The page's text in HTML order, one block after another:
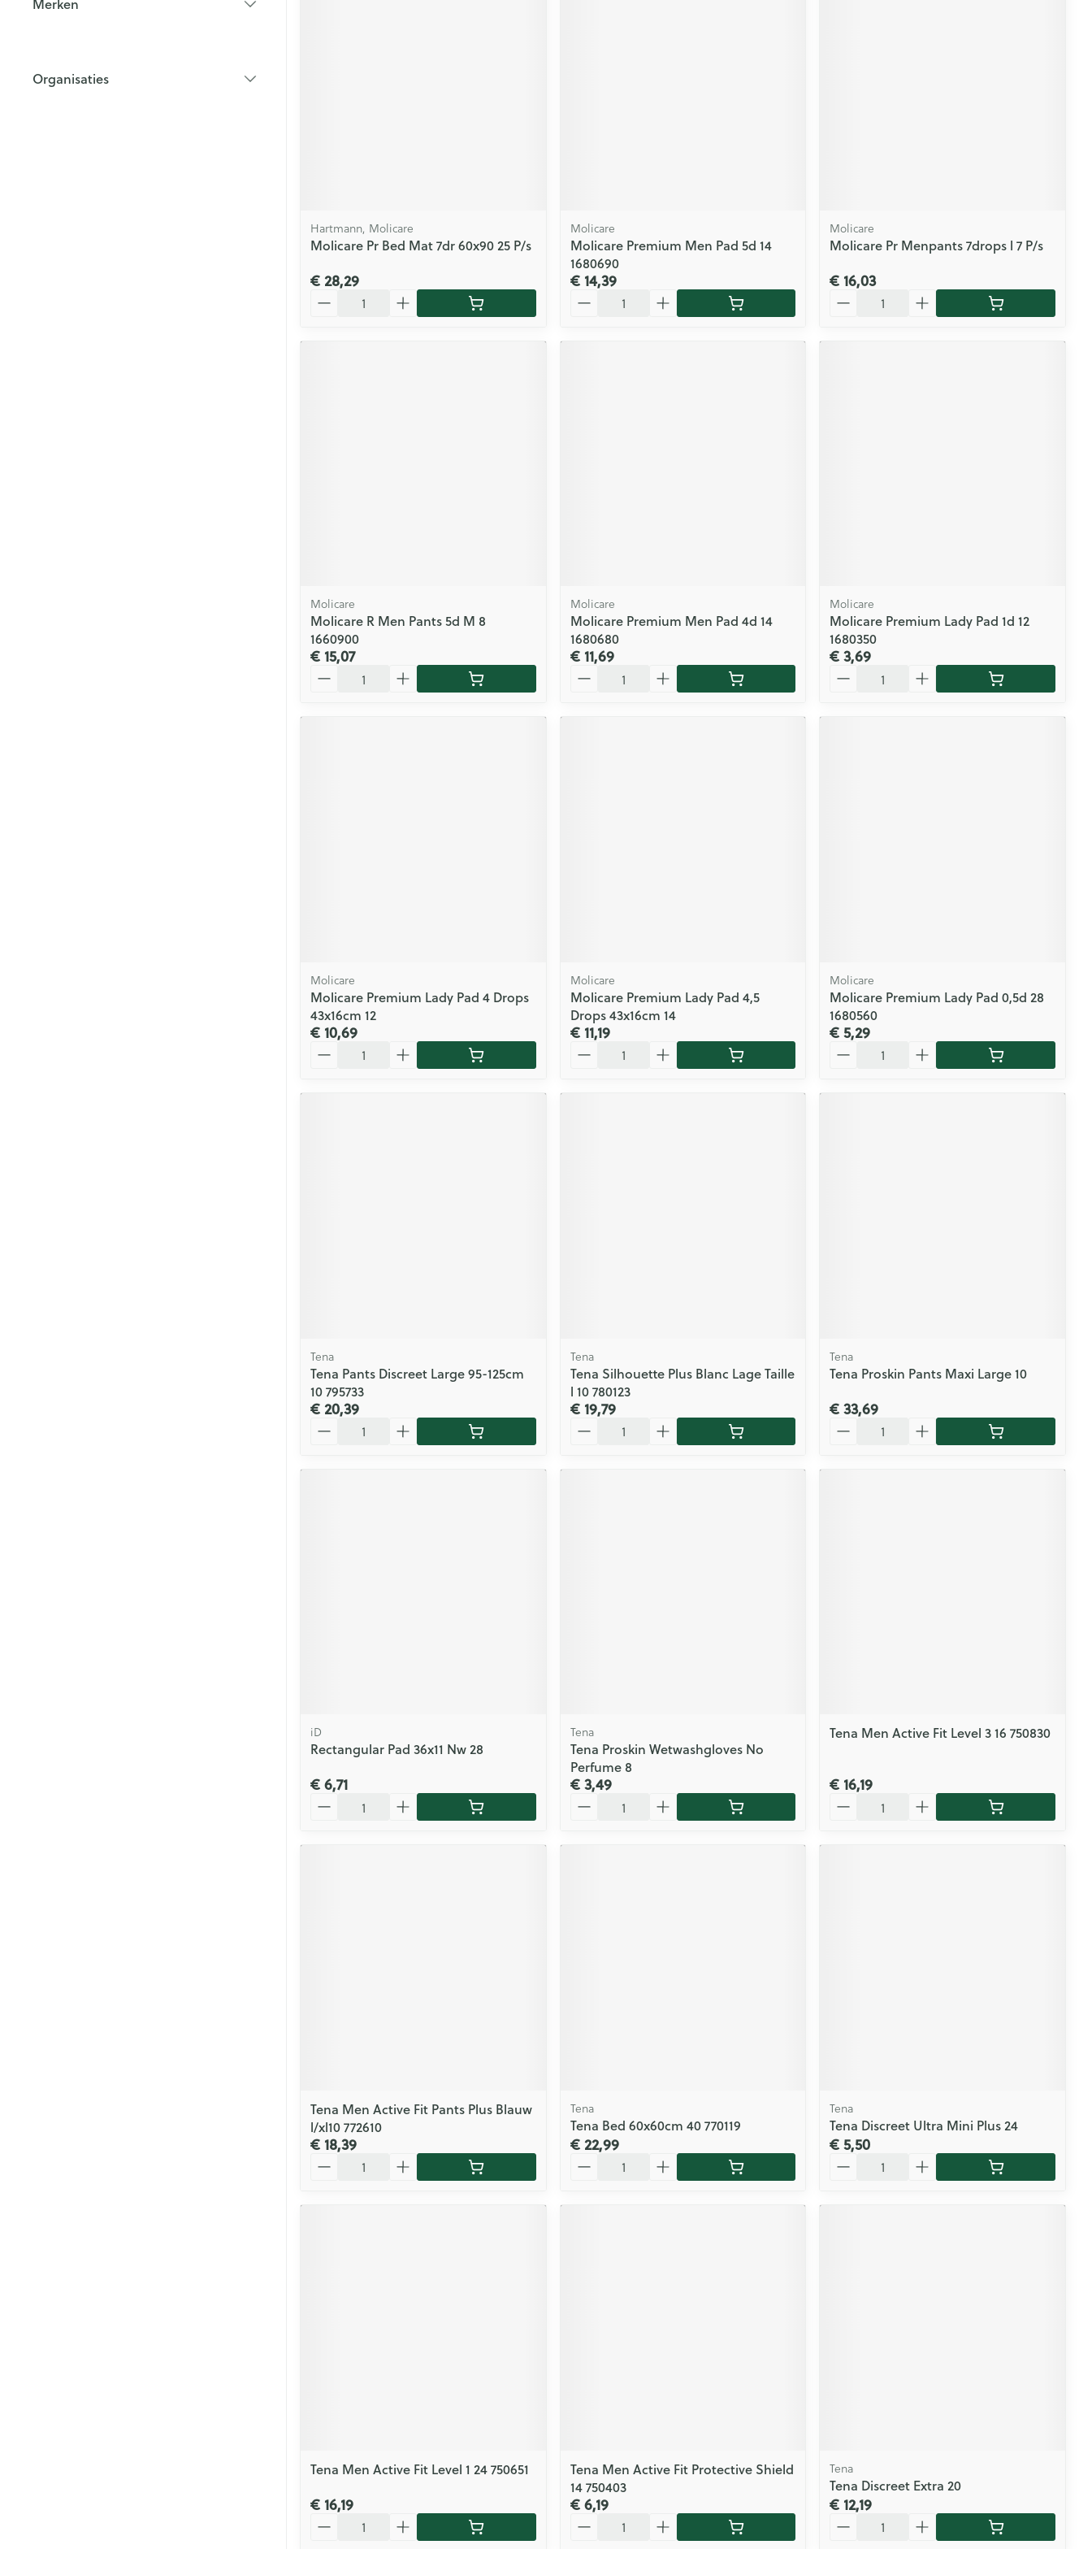
Organisaties
Hartmann, Molicare
Molicare Pr Bed Mat 7dr 60x90 25 P/s
€ 28,29
Molicare
Molicare Premium Men Pad 5d 14
1680690
€ 14,39
Molicare
Molicare Pr Menpants 7drops l 7 P/s
€ 16,03
Molicare
Molicare R Men Pants 5d M 8
1660900
€ 15,07
Molicare
Molicare Premium Men Pad 4d 14
1680680
€ 11,69
Molicare
Molicare Premium Lady Pad 1d 12
1680350
€ 3,69
Molicare
Molicare Premium Lady Pad 4 Drops
43x16cm 12
€ 10,69
Molicare
Molicare Premium Lady Pad 4,5
Drops 43x16cm 14
€ 11,19
Molicare
Molicare Premium Lady Pad 0,5d 28
1680560
€ 5,29
Tena
Tena Pants Discreet Large 95-125cm
10 795733
€ 20,39
Tena
Tena Silhouette Plus Blanc Lage Taille
l 10 780123
€ 19,79
Tena
Tena Proskin Pants Maxi Large 10
€ 33,69
iD
Rectangular Pad 36x11 Nw 28
€ 6,71
Tena
Tena Proskin Wetwashgloves No
Perfume 8
€ 3,49
Tena Men Active Fit Level 3 16 750830
€ 16,19
Tena Men Active Fit Pants Plus Blauw
l/xl10 772610
€ 18,39
Tena
Tena Bed 60x60cm 40 770119
€ 22,99
Tena
Tena Discreet Ultra Mini Plus 24
€ 5,50
Tena Men Active Fit Level 1 24 750651
€ 16,19
Tena Men Active Fit Protective Shield
14 750403
€ 6,19
Tena
Tena Discreet Extra 20
€ 12,19